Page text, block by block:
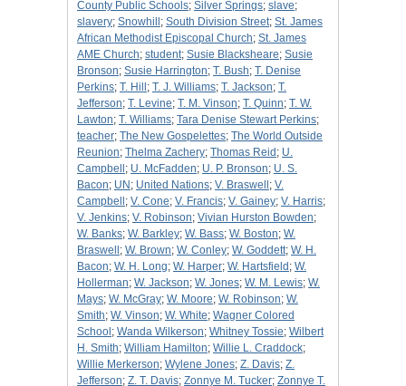
County Public Schools; Silver Springs; slave;
slavery; Snowhill ; South Division Street; St. James
African Methodist Episcopal Church; St. James
AME Church; student; Susie Blacksheare; Susie
Bronson; Susie Harrington; T. Bush; T. Denise
Perkins; T. Hill ; T. J. Williams; T. Jackson; T.
Jefferson; T. Levine; T. M. Vinson; T. Quinn; T. W.
Lawton; T. Williams; Tara Denise Stewart Perkins;
teacher; The New Gospelettes; The World Outside
Reunion; Thelma Zachery; Thomas Reid ; U.
Campbell ; U. McFadden; U. P. Bronson; U. S.
Bacon; UN ; United Nations; V. Braswell ; V.
Campbell ; V. Cone; V. Francis; V. Gainey; V. Harris;
V. Jenkins; V. Robinson; Vivian Hurston Bowden;
W. Banks; W. Barkley; W. Bass; W. Boston; W.
Braswell ; W. Brown; W. Conley; W. Goddett; W. H.
Bacon; W. H. Long; W. Harper; W. Hartsfield ; W.
Hollerman; W. Jackson; W. Jones; W. M. Lewis; W.
Mays; W. McGray; W. Moore; W. Robinson; W.
Smith; W. Vinson; W. White; Wagner Colored
School ; Wanda Wilkerson; Whitney Tossie; Wilbert
H. Smith; William Hamilton; Willie L. Craddock;
Willie Merkerson; Wylene Jones; Z. Davis; Z.
Jefferson; Z. T. Davis; Zonnye M. Tucker; Zonnye T.